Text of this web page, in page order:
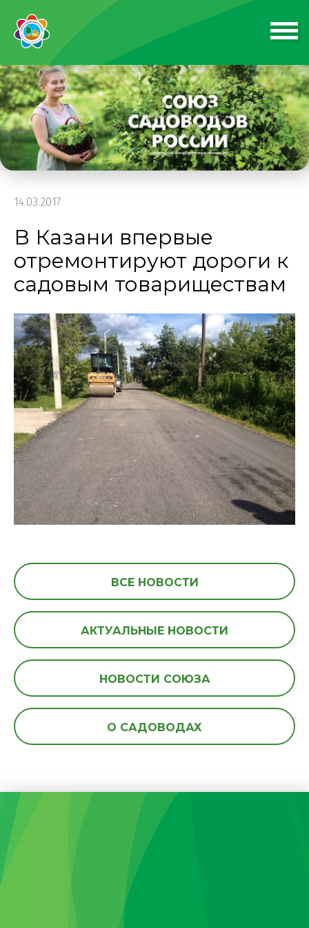
14.03.2017
В Казани впервые
отремонтируют дороги к
садовым товариществам
ВСЕ НОВОСТИ
АКТУАЛЬНЫЕ НОВОСТИ
НОВОСТИ СОЮЗА
О САДОВОДАХ